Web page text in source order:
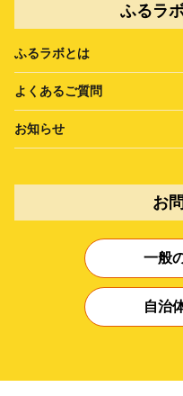
ふるラ
ふるラボとは
よくあるご質問
お知らせ
お
一般
自治